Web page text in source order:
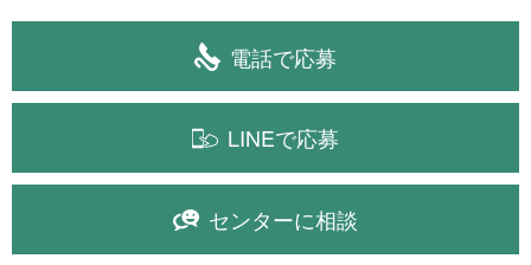
電話で応募
LINEで応募
センターに相談